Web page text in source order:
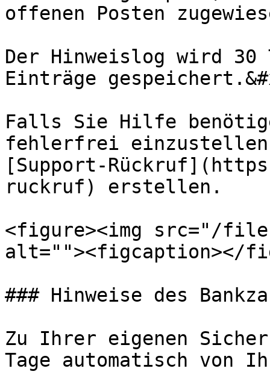
offenen Posten
Der Hinweislog wird 30
Einträge
Falls Sie Hilfe
fehlerfrei
[Support-
ruckruf) erstellen.
<figure><img src="/
alt=""><figcaption></
### Hinweise des
Zu Ihrer eigenen
Tage automatisch von